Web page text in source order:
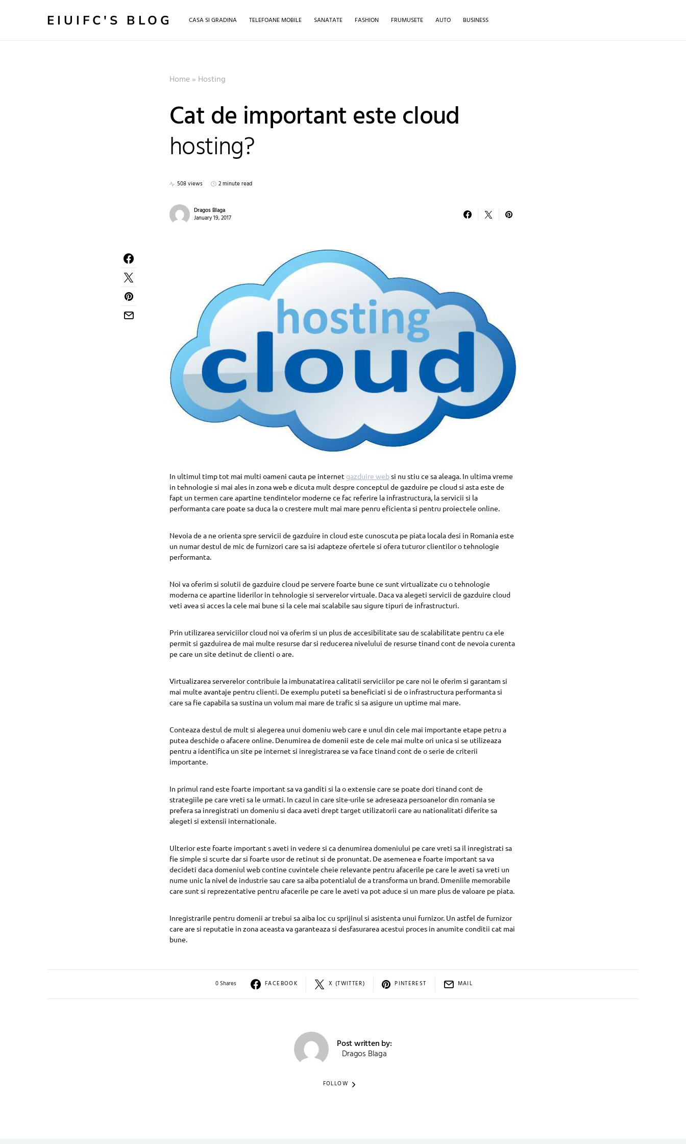
EIUIFC'S BLOG CASA SI GRADINA TELEFOANE MOBILE SANATATE FASHION FRUMUSETE AUTO BUSINESS
Home» Hosting
Cat de important este cloud
hosting?
508 views 2 minute read
Dragos Blaga
January 19, 2017
In ultimul timp tot mai multi oameni cauta pe internet gazduire websi nu stiu ce sa aleaga. In ultima vreme
in tehnologie si mai ales in zona web e dicuta mult despre conceptul de gazduire pe cloud si asta este de
fapt un termen care apartine tendintelor moderne ce fac referire la infrastructura, la servicii si la
performanta care poate sa duca la o crestere mult mai mare penru eficienta si pentru proiectele online.
Nevoia de a ne orienta spre servicii de gazduire in cloud este cunoscuta pe piata locala desi in Romania este
un numar destul de mic de furnizori care sa isi adapteze ofertele si ofera tuturor clientilor o tehnologie
performanta.
Noi va oferim si solutii de gazduire cloud pe servere foarte bune ce sunt virtualizate cu o tehnologie
moderna ce apartine liderilor in tehnologie si serverelor virtuale. Daca va alegeti servicii de gazduire cloud
veti avea si acces la cele mai bune si la cele mai scalabile sau sigure tipuri de infrastructuri.
Prin utilizarea serviciilor cloud noi va oferim si un plus de accesibilitate sau de scalabilitate pentru ca ele
permit si gazduirea de mai multe resurse dar si reducerea nivelului de resurse tinand cont de nevoia curenta
pe care un site detinut de clienti o are.
Virtualizarea serverelor contribuie la imbunatatirea calitatii serviciilor pe care noi le oferim si garantam si
mai multe avantaje pentru clienti. De exemplu puteti sa beneficiati si de o infrastructura performanta si
care sa fie capabila sa sustina un volum mai mare de trafic si sa asigure un uptime mai mare.
Conteaza destul de mult si alegerea unui domeniu web care e unul din cele mai importante etape petru a
putea deschide o afacere online. Denumirea de domenii este de cele mai multe ori unica si se utilizeaza
pentru a identifica un site pe internet si inregistrarea se va face tinand cont de o serie de criterii
importante.
In primul rand este foarte important sa va ganditi si la o extensie care se poate dori tinand cont de
strategiile pe care vreti sa le urmati. In cazul in care site-urile se adreseaza persoanelor din romania se
prefera sa inregistrati un domeniu si daca aveti drept target utilizatorii care au nationalitati diferite sa
alegeti si extensii internationale.
Ulterior este foarte important s aveti in vedere si ca denumirea domeniului pe care vreti sa il inregistrati sa
fie simple si scurte dar si foarte usor de retinut si de pronuntat. De asemenea e foarte important sa va
decideti daca domeniul web contine cuvintele cheie relevante pentru afacerile pe care le aveti sa vreti un
nume unic la nivel de industrie sau care sa aiba potentialul de a transforma un brand. Dmeniile memorabile
care sunt si reprezentative pentru afacerile pe care le aveti va pot aduce si un mare plus de valoare pe piata.
Inregistrarile pentru domenii ar trebui sa aiba loc cu sprijinul si asistenta unui furnizor. Un astfel de furnizor
care are si reputatie in zona aceasta va garanteaza si desfasurarea acestui proces in anumite conditii cat mai
bune.
0 Shares FACEBOOK X (TWITTER) PINTEREST MAIL
Post written by:
Dragos Blaga
FOLLOW